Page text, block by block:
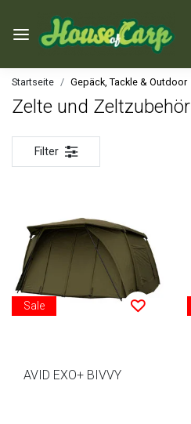
Startseite Gepäck, Tackle & Outdoor
Zelte und Zeltzubehör
Filter
Sale
AVID EXO+ BIVVY